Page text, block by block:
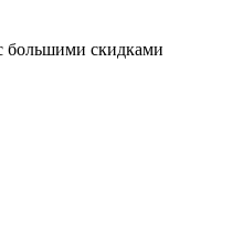
большими скидками